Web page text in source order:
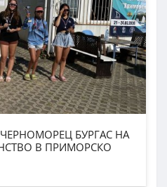
БУРГАС НА
В ПРИМОРСКО